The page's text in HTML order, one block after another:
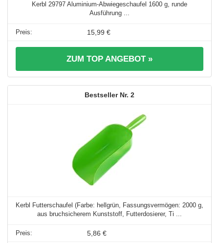
Kerbl 29797 Aluminium-Abwiegeschaufel 1600 g, runde
Ausführung ...
15,99 €
ZUM TOP ANGEBOT »
2
Kerbl Futterschaufel (Farbe: hellgrün, Fassungsvermögen: 2000 g,
aus bruchsicherem Kunststoff, Futterdosierer, Ti ...
5,86 €